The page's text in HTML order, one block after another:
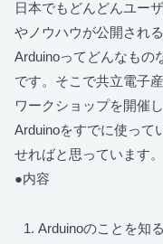
日本でもどんどんユー
やノウハウが公開され
Arduinoってどんなもの
です。そこで共立電子
ワークショップを開催
Arduinoをすでに使って
せればと思っています。
●内容
Arduinoのことを知る